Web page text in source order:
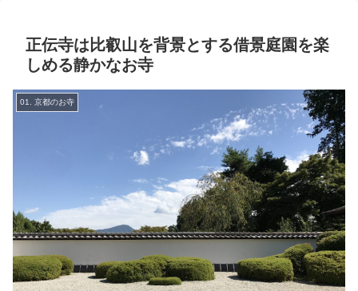
正伝寺は比叡山を背景とする借景庭園を楽
しめる静かなお寺
01. 京都のお寺